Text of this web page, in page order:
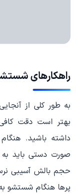
راهکارهای
به طور کلی از
بهتر است دقت
داشته باشید.
صورت دستی باید
حجم بالش آسیبی
پرها هنگام شستشو